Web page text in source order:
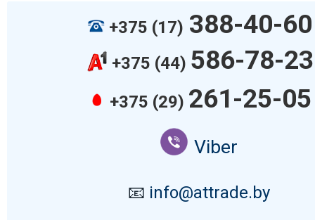
+375 (17) 388-40-60
+375 (44) 586-78-23
+375 (29) 261-25-05
Viber
📧 info@attrade.by